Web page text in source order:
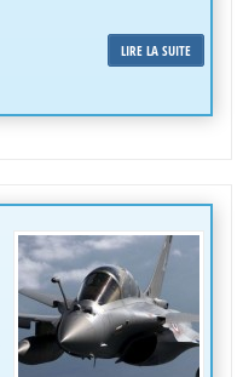
LIRE LA SUITE